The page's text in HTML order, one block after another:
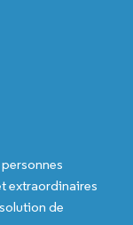
extraordinaires
de